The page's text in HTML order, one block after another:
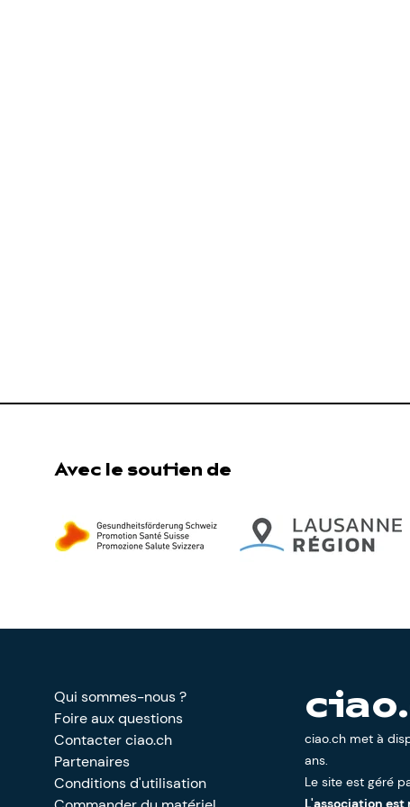
Avec le soutien de
Qui sommes-nous ?
Foire aux questions
Contacter ciao.ch
Partenaires
Conditions d'utilisation
ciao.ch met à
ans.
Le site est géré
L'association